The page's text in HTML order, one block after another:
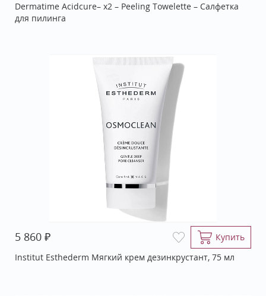
Dermatime Acidcure– х2 – Peeling Towelette – Салфетка
для пилинга
5 860 ₽
Купить
Institut Esthederm Мягкий крем дезинкрустант, 75 мл